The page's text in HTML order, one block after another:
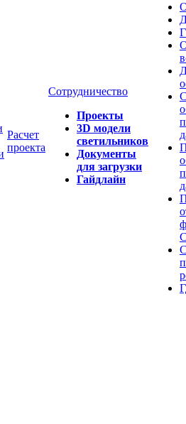
Расчет
проекта
Сотрудничество
Проекты
3D модели
светильников
Документы
для загрузки
Гайдлайн